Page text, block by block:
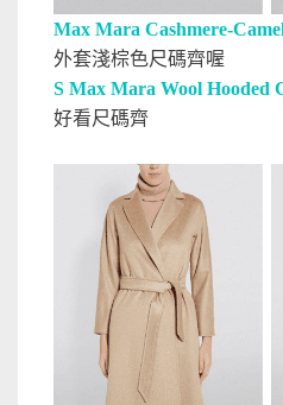
Max Mara Cashmere-
外套淺棕色尺碼齊喔
S Max Mara Wool Hooded
好看尺碼齊